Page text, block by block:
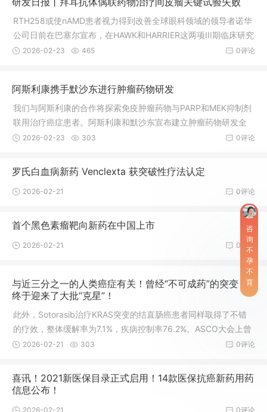
识别帮助癌细胞逃避免疫攻击的基因的遗传筛选系统。他用CRIS
PR-Cas9“分子剪刀”系统地敲除了黑色素瘤皮肤癌细胞中2368个
表达基因，从而鉴定哪些基因被删除后癌
RTH258或使nAMD患者视力得到改善全球眼科领域的领导者诺华
公司日前在巴塞尔宣布，在HAWK和HARRIER这两项III期临床研究
中，RTH2586mg治疗方案达到主要终点和关键次要终点。Gilea
链转移抑制剂和emtricitabine/tenofoviralafenamide固定剂量组
合的有效性和安全性，用于治疗HIV-1感染的初治成人患者。Neur
oDerm是一家中
0评论
2026-02-23 465
阿斯利康携手默沙东进行肿瘤药物研发
我们与阿斯利康的合作将探索免疫肿瘤药物与PARP和MEK抑制剂
联用治疗癌症患者。阿斯利康和默沙东宣布建立肿瘤药物研发全
球占率伙伴关系，共同开发和市场化阿斯利康治疗多种癌症的药
阿斯利康治疗包括甲状腺癌在内的多种适应症的MEK选择性抑制
剂selumetinib药物。此外，两家公司会分别开发Lynparza与各自
的PD-L1药物（Imfinzi或Keytruda）联合治疗癌症的疗法。阿斯
0评论
2026-02-23 303
罗氏白血病新药 Venclexta 获突破性疗法认定
0评论
2026-02-21
首个黑色素瘤靶向新药在中国上市
0评论
2026-02-21
与近三分之一的人类癌症有关！曾经“不可成药”的突变，
终于迎来了大批“克星”！
此外，Sotorasib治疗KRAS突变的结直肠癌患者同样取得了不错
的疗效，整体缓解率为7.1%，疾病控制率76.2%。ASCO大会上曾
经公开了多西他赛联合曲美替尼治疗KRAS突变非小细胞肺癌患者
生存期11.1个月。通常来说，发生了KRAS突变的结直肠癌患者，
二线治疗的整体缓解率只有约5%，即只有5%的患者能够在现有方
0评论
2026-02-21 303
喜讯！2021新医保目录正式启用！14款医保抗癌新药用药
信息公布！
0评论
2026-02-21
咨
询
不
孕
不
育